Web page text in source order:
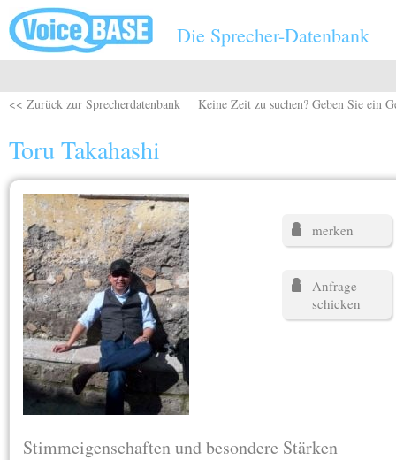
Direkt zum Inhalt
Die Sprecher-Datenbank
<< Zurück zur Sprecherdatenbank Keine Zeit zu suchen? Geben Sie ein
Toru Takahashi
merken
Anfrage
schicken
Stimmeigenschaften und besondere Stärken